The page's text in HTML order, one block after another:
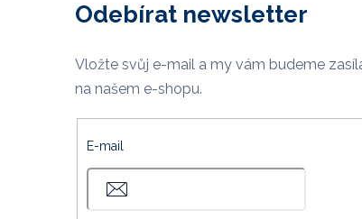
Odebírat newsletter
Vložte svůj e-mail a my vám budeme
na našem e-shopu.
E-mail